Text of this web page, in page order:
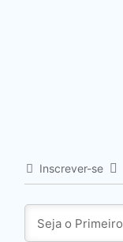
Inscrever-se